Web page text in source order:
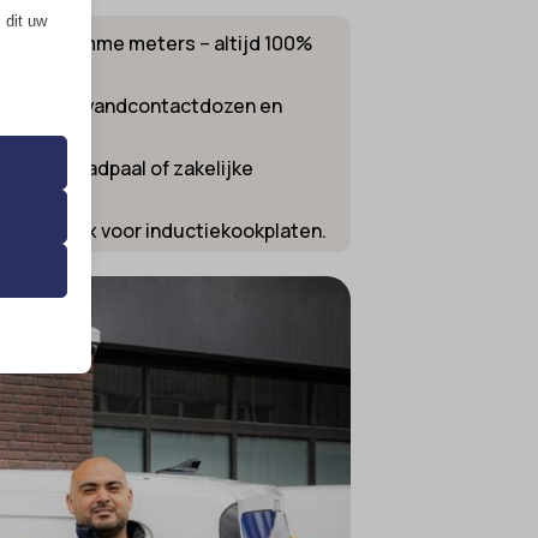
met slimme meters – altijd 100%
wandcontactdozen en
laadpaal of zakelijke
en Perilex voor inductiekookplaten.
dit uw
van